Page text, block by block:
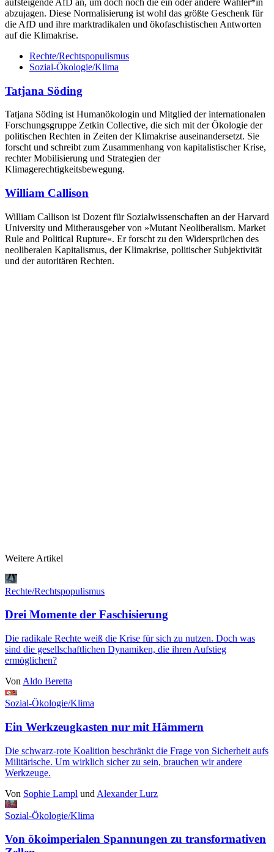
abzujagen. Diese Normalisierung ist wohl das größte Geschenk für
die AfD und ihre marktradikalen und ökofaschistischen Antworten
auf die Klimakrise.
Rechte/Rechtspopulismus
Sozial-Ökologie/Klima
Tatjana Söding
Tatjana Söding ist Humanökologin und Mitglied der internationalen
Forschungsgruppe Zetkin Collective, die sich mit der Ökologie der
politischen Rechten in Zeiten der Klimakrise auseinandersetzt. Sie
forscht und schreibt zum Zusammenhang von kapitalistischer Krise,
rechter Mobilisierung und Strategien der
Klimagerechtigkeitsbewegung.
William Callison
William Callison ist Dozent für Sozialwissenschaften an der Harvard
University und Mitherausgeber von »Mutant Neoliberalism. Market
Rule and Political Rupture«. Er forscht zu den Widersprüchen des
neoliberalen Kapitalismus, der Klimakrise, politischer Subjektivität
und der autoritären Rechten.
Weitere Artikel
Rechte/Rechtspopulismus
Drei Momente der Faschisierung
Die radikale Rechte weiß die Krise für sich zu nutzen. Doch was
sind die gesellschaftlichen Dynamiken, die ihren Aufstieg
ermöglichen?
Von Aldo Beretta
Sozial-Ökologie/Klima
Ein Werkzeugkasten nur mit Hämmern
Die schwarz-rote Koalition beschränkt die Frage von Sicherheit aufs
Militärische. Um wirklich sicher zu sein, brauchen wir andere
Werkzeuge.
Von Sophie Lampl und Alexander Lurz
Sozial-Ökologie/Klima
Von ökoimperialen Spannungen zu transformativen